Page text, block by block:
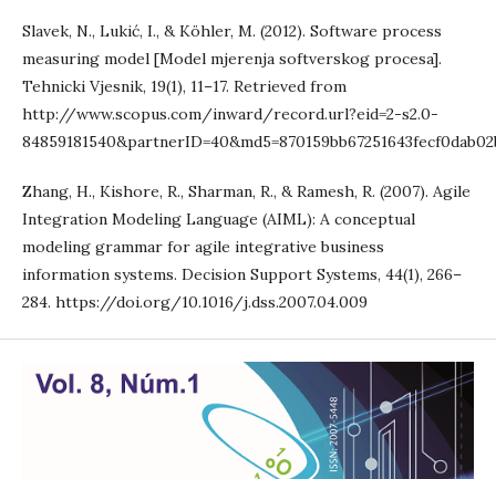
Slavek, N., Lukić, I., & Köhler, M. (2012). Software process
measuring model [Model mjerenja softverskog procesa].
Tehnicki Vjesnik, 19(1), 11–17. Retrieved from
http://www.scopus.com/inward/record.url?eid=2-s2.0-
Zhang, H., Kishore, R., Sharman, R., & Ramesh, R. (2007). Agile
Integration Modeling Language (AIML): A conceptual
modeling grammar for agile integrative business
information systems. Decision Support Systems, 44(1), 266–
284. https://doi.org/10.1016/j.dss.2007.04.009